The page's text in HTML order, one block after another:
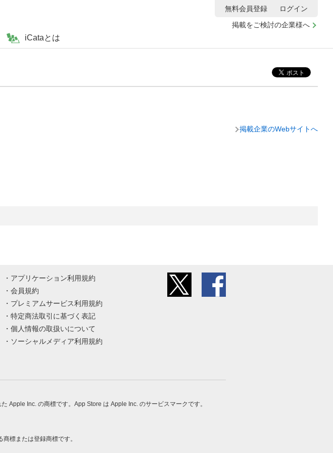
iCataとは
掲載をご検討の企業様へ
無料会員登録 ログイン
掲載企業のWebサイトへ
アプリケーション利用規約
会員規約
プレミアムサービス利用規約
特定商法取引に基づく表記
個人情報の取扱いについて
ソーシャルメディア利用規約
Apple Inc. の商標です。App Store は Apple Inc. のサービスマークです。
標または登録商標です。